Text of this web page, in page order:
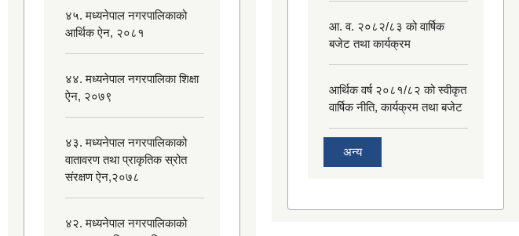
४५. मध्यनेपाल नगरपालिकाको
आर्थिक ऐन, २०८१
४४. मध्यनेपाल नगरपालिका शिक्षा
ऐन, २०७९
४३. मध्यनेपाल नगरपालिकाको
वातावरण तथा प्राकृतिक स्रोत
संरक्षण ऐन,२०७८
४२. मध्यनेपाल नगरपालिकाको
आ. व. २०८२/८३ को वार्षिक
बजेट तथा कार्यक्रम
आर्थिक वर्ष २०८१/८२ को स्वीकृत
वार्षिक नीति, कार्यक्रम तथा बजेट
अन्य